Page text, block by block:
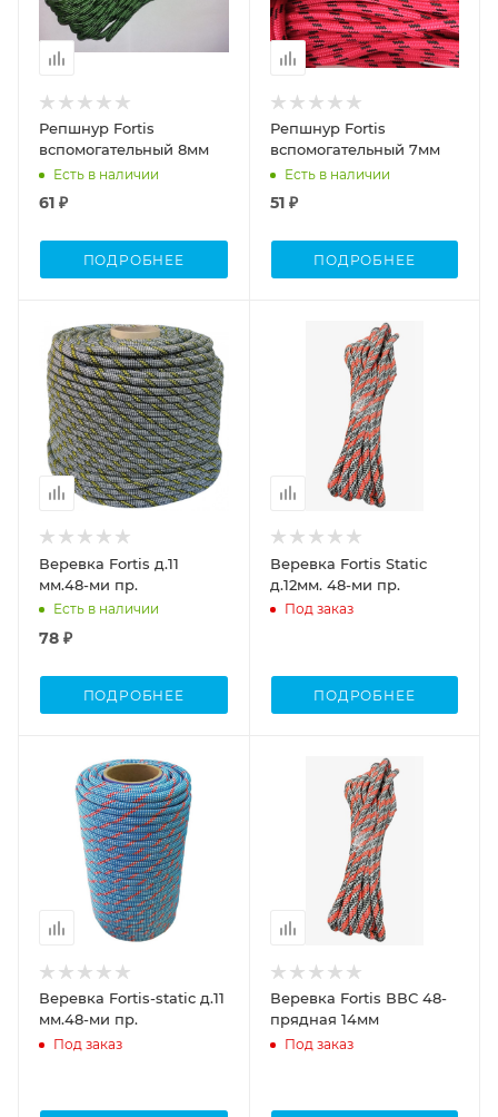
Репшнур Fortis
вспомогательный 8мм
Есть в наличии
61 ₽
ПОДРОБНЕЕ
Репшнур Fortis
вспомогательный 7мм
Есть в наличии
51 ₽
ПОДРОБНЕЕ
Веревка Fortis д.11
мм.48-ми пр.
Есть в наличии
78 ₽
ПОДРОБНЕЕ
Веревка Fortis Static
д.12мм. 48-ми пр.
Под заказ
ПОДРОБНЕЕ
Веревка Fortis-static д.11
мм.48-ми пр.
Под заказ
Веревка Fortis ВВС 48-
прядная 14мм
Под заказ